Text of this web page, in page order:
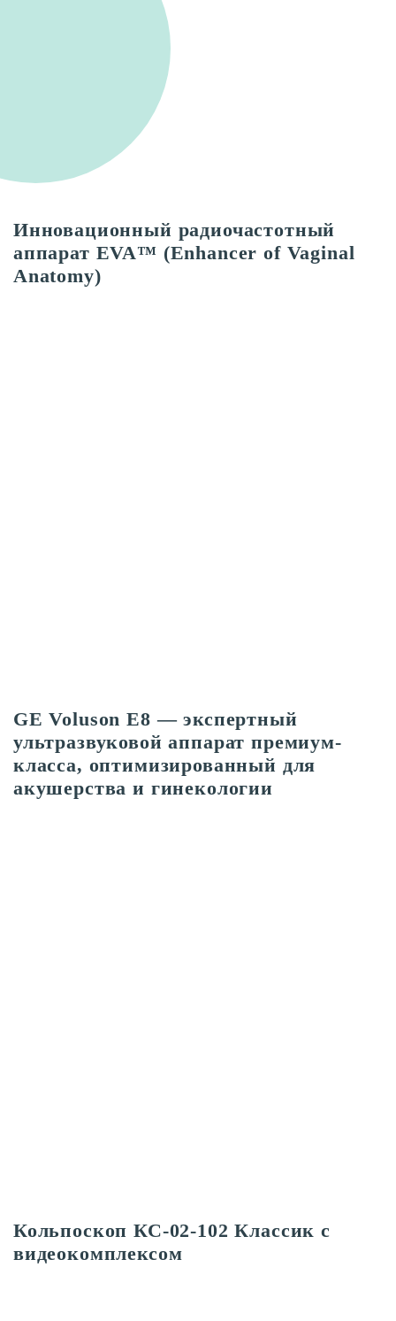
Инновационный радиочастотный
аппарат EVA™ (Enhancer of Vaginal
Anatomy)
GE Voluson E8 — экспертный
ультразвуковой аппарат премиум-
класса, оптимизированный для
акушерства и гинекологии
Кольпоскоп КС-02-102 Классик с
видеокомплексом